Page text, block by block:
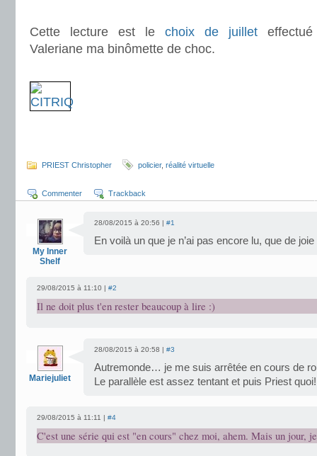
Cette lecture est le choix de juillet
Valeriane ma binômette de choc.
PRIEST Christopher policier, réalité virtuelle
Commenter Trackback
My Inner
Shelf
28/08/2015 à 20:56 | #1
En voilà un que je n’ai pas encore lu, que de
29/08/2015 à 11:10 | #2
Il ne doit plus t'en rester beaucoup à lire :)
Mariejuliet
28/08/2015 à 20:58 | #3
Autremonde… je me suis arrêtée en cours de
Le parallèle est assez tentant et puis Priest
29/08/2015 à 11:11 | #4
C'est une série qui est "en cours" chez moi, ahem. Mais un jour,